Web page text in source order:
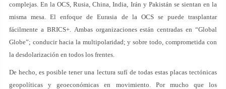
complejas. En la OCS, Rusia, China, India, Irán y Pakistán se sientan en la
misma mesa. El enfoque de Eurasia de la OCS se puede trasplantar
fácilmente a BRICS+. Ambas organizaciones están centradas en “Global
Globe”; conducir hacia la multipolaridad; y sobre todo, comprometida con
la desdolarización en todos los frentes.
De hecho, es posible tener una lectura sufí de todas estas placas tectónicas
geopolíticas y geoeconómicas en movimiento. Por mucho que los